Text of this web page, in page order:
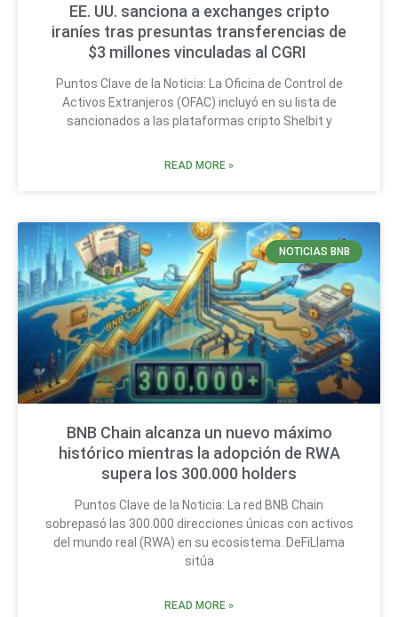
EE. UU. sanciona a exchanges cripto
iraníes tras presuntas transferencias de
$3 millones vinculadas al CGRI
Puntos Clave de la Noticia: La Oficina de Control de
Activos Extranjeros (OFAC) incluyó en su lista de
sancionados a las plataformas cripto Shelbit y
READ MORE »
NOTICIAS BNB
BNB Chain alcanza un nuevo máximo
histórico mientras la adopción de RWA
supera los 300.000 holders
Puntos Clave de la Noticia: La red BNB Chain
sobrepasó las 300.000 direcciones únicas con activos
del mundo real (RWA) en su ecosistema. DeFiLlama
sitúa
READ MORE »